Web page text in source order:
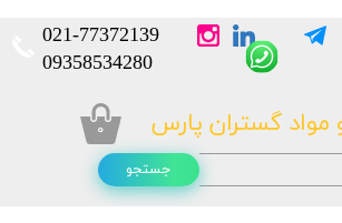
مواد گستران پارس
021-77372139​​​​​​​
​​​​​​​09358534280
جستجو
۰